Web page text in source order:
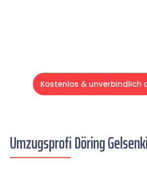
Kostenlos & unverbindlich
Umzugsprofi Döring